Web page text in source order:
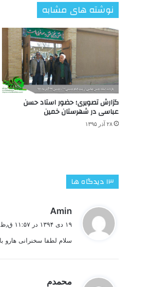
نوشته های مشابه
گزارش تصویری؛ حضور استاد حسن
عباسی در شهرستان خمین
۲۸ آذر ۱۳۹۵
‫۱۳ دیدگاه ها
Amin
:
۱۹ دی ۱۳۹۴ در ۱۱:۵۷ ق٫ظ
سلام لطفا سخنرانی هارو
محمدم